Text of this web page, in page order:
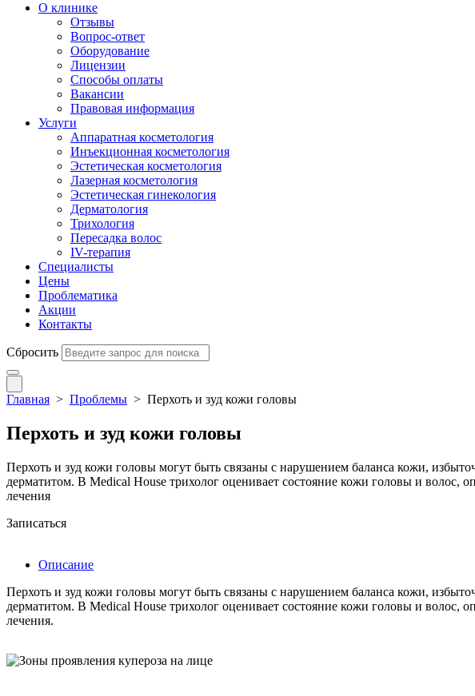
О клинике
Отзывы
Вопрос-ответ
Оборудование
Лицензии
Способы оплаты
Вакансии
Правовая информация
Услуги
Аппаратная косметология
Инъекционная косметология
Эстетическая косметология
Лазерная косметология
Эстетическая гинекология
Дерматология
Трихология
Пересадка волос
IV-терапия
Специалисты
Цены
Проблематика
Акции
Контакты
Сбросить
Главная > Проблемы > Перхоть и зуд кожи головы
Перхоть и зуд кожи головы
Перхоть и зуд кожи головы могут быть связаны с нарушением баланса кожи,
дерматитом. В Medical House трихолог оценивает состояние кожи головы и
лечения
Записаться
Описание
Перхоть и зуд кожи головы могут быть связаны с нарушением баланса кожи,
дерматитом. В Medical House трихолог оценивает состояние кожи головы и
лечения.